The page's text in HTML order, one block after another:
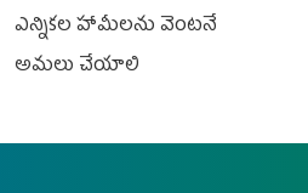
ఎన్నికల హామీలను వెంటనే
అమలు చేయాలి